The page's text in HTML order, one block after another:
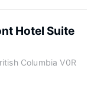
Hotel Suite
Columbia V0R